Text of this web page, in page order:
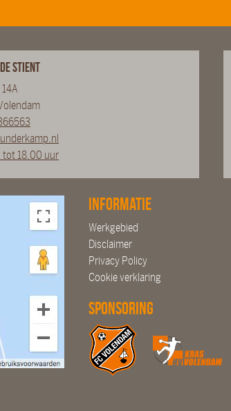
Stient
tot 18.00 uur
Informatie
Werkgebied
Disclaimer
Privacy Policy
Cookie verklaring
Sponsoring